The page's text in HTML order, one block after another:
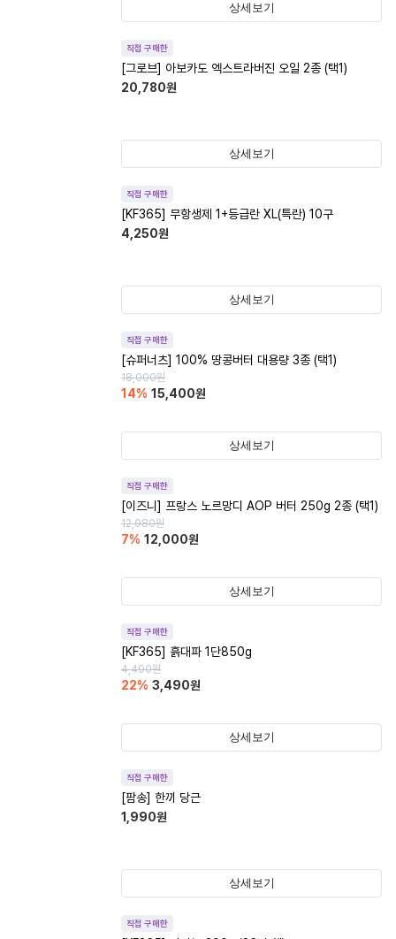
상세보기
직접 구매한
[그로브] 아보카도 엑스트라버진 오일 2종 (택1)
20,780원
상세보기
직접 구매한
[KF365] 무항생제 1+등급란 XL(특란) 10구
4,250원
상세보기
직접 구매한
[슈퍼너츠] 100% 땅콩버터 대용량 3종 (택1)
18,000원
14% 15,400원
상세보기
직접 구매한
[이즈니] 프랑스 노르망디 AOP 버터 250g 2종 (택1)
12,980원
7% 12,000원
상세보기
직접 구매한
[KF365] 흙대파 1단850g
4,490원
22% 3,490원
상세보기
직접 구매한
[팜송] 한끼 당근
1,990원
상세보기
직접 구매한